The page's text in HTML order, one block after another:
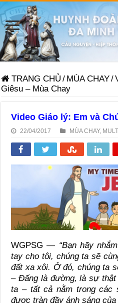
TRANG CHỦ / MÙA CHAY/
Giêsu – Mùa Chay
Video Giáo lý: Em và
22/04/2017 MÙA CHAY,
WGPSG — “Bạn hãy
tay cho tôi, chúng ta sẽ
đất xa xôi. Ở đó, chúng ta
– Đấng là đường, là sự
ta – tất cả nằm trong các
được tràn đầy ánh sáng của